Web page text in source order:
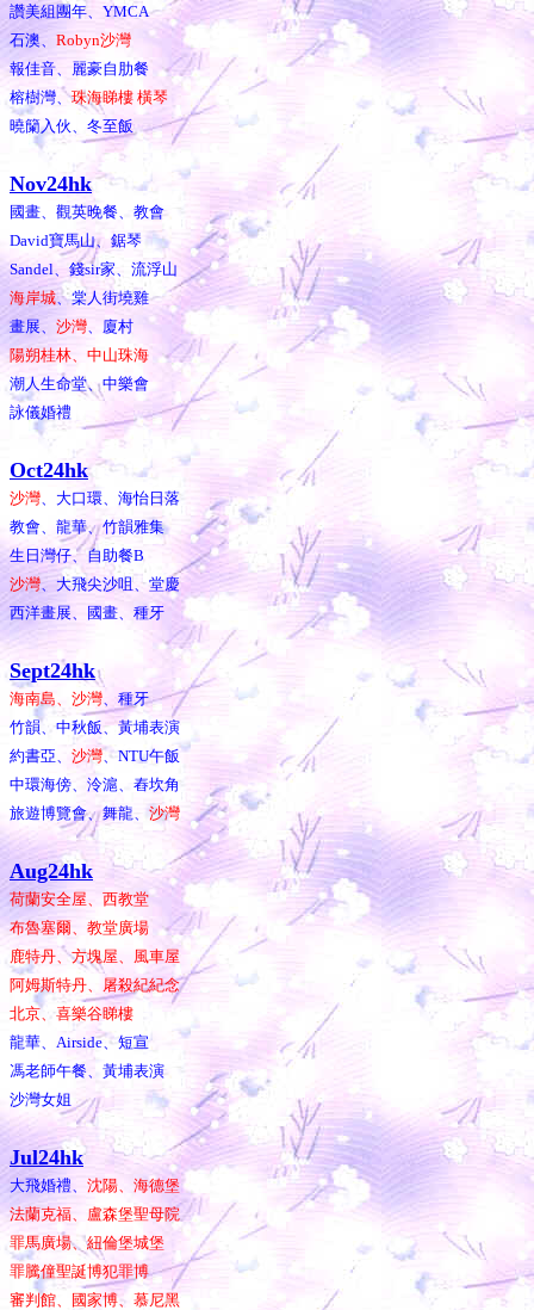
讚美組團年、YMCA
石澳、 Robyn沙灣
報佳音、麗豪自肋餐
榕樹灣、珠海睇樓 橫琴
曉籣入伙、冬至飯
Nov24hk
國畫、觀英晚餐、教會
David寶馬山、鋸琴
Sandel、錢sir家、流浮山
海岸城、棠人街墝雞
畫展、 沙灣、廈村
陽朔桂林、中山珠海
潮人生命堂、中樂會
詠儀婚禮
Oct24hk
沙灣、大口環、海怡日落
教會、龍華、竹韻雅集
生日灣仔、自助餐B
沙灣、大飛尖沙咀、堂慶
西洋畫展、國畫、種牙
Sept24hk
海南島、沙灣、種牙
竹韻、中秋飯、黃埔表演
約書亞、 沙灣、NTU午飯
中環海傍、泠滬、舂坎角
旅遊博覽會、舞龍、沙灣
Aug24hk
荷蘭安全屋、西教堂
布魯塞爾、教堂廣場
鹿特丹、方塊屋、風車屋
阿姆斯特丹、屠殺紀紀念
北京、喜樂谷睇樓
龍華、Airside、短宣
馮老師午餐、黃埔表演
沙灣女姐
Jul24hk
大飛婚禮、 沈陽、海德堡
法蘭克福、盧森堡聖母院
罪馬廣場、紐倫堡城堡
罪騰僮聖誕博犯罪博
審判館、國家博、慕尼黑